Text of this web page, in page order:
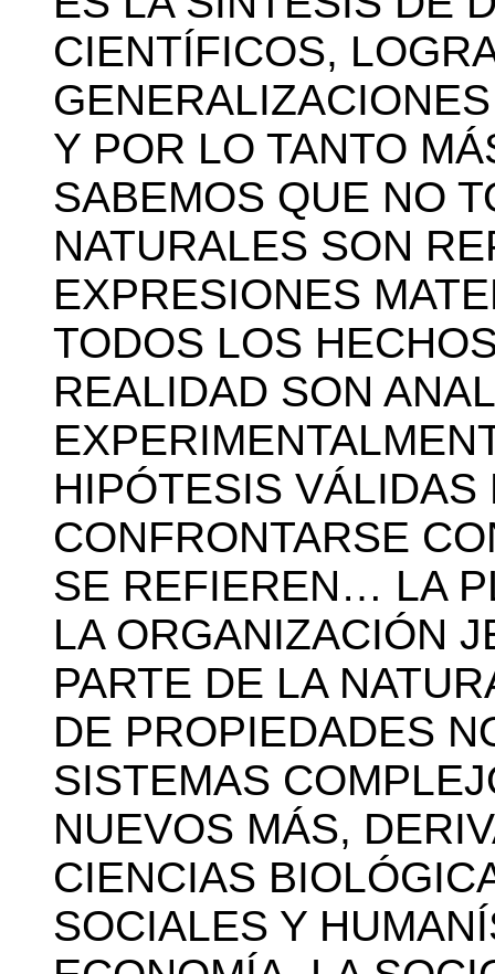
CIENTÍFICOS,
Y POR LO TANTO
SABEMOS QUE NO
NATURALES SON
EXPRESIONES
TODOS LOS
REALIDAD SON
HIPÓTESIS VÁLIDAS
CONFRONTARSE
SE REFIEREN… LA
LA ORGANIZACIÓN
PARTE DE LA
DE PROPIEDADES
SISTEMAS
NUEVOS MÁS,
CIENCIAS
SOCIALES Y